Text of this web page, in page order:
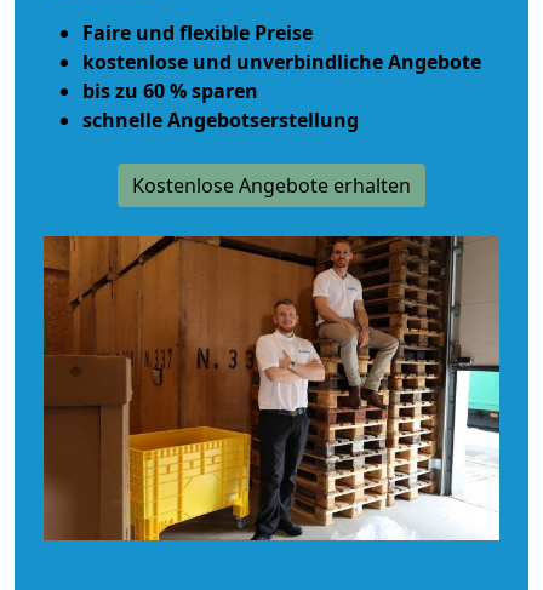
Faire und flexible Preise
kostenlose und unverbindliche Angebote
bis zu 60 % sparen
schnelle Angebotserstellung
Kostenlose Angebote erhalten